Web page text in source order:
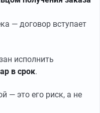
— договор вступает
исполнить
в срок.
— это его риск, а не